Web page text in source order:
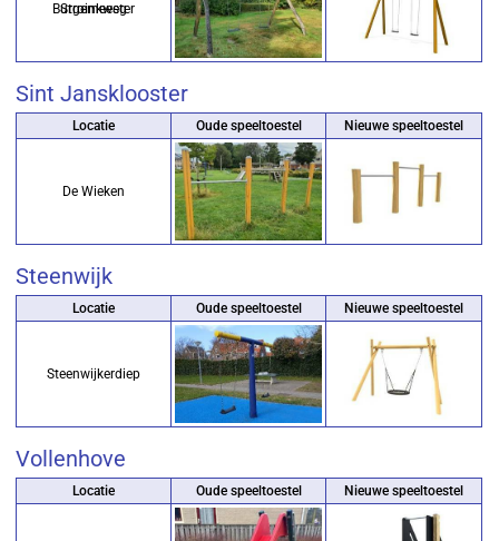
Burgemeester Stroinkweg
Sint Jansklooster
Locatie Oude speeltoestel Nieuwe speeltoestel
De Wieken
Steenwijk
Locatie Oude speeltoestel Nieuwe speeltoestel
Steenwijkerdiep
Vollenhove
Locatie Oude speeltoestel Nieuwe speeltoestel